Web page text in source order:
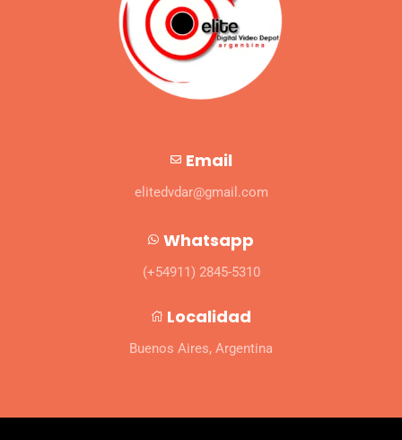
Email
elitedvdar@gmail.com
Whatsapp
(+54911) 2845-5310
Localidad
Buenos Aires, Argentina